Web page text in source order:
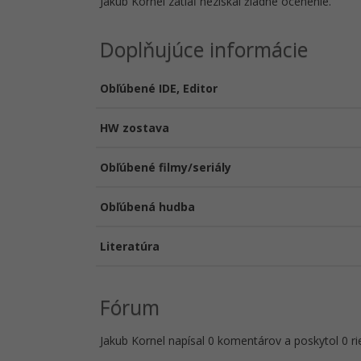
Doplňujúce informácie
Obľúbené IDE, Editor
HW zostava
Obľúbené filmy/seriály
Obľúbená hudba
Literatúra
Fórum
Jakub Kornel napísal 0 komentárov a poskytol 0